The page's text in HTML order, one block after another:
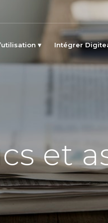
Intégrer
et